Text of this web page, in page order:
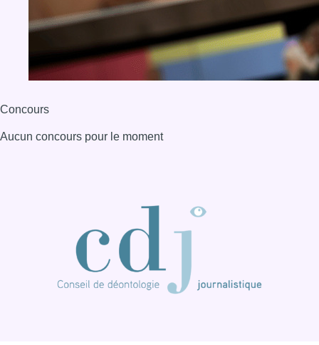
Concours
Aucun concours pour le moment